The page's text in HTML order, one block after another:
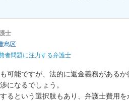
士
島区
者問題に注力する弁護士
可能ですが、法的に返金義務がある
になるでしょう。
るという選択肢もあり、弁護士費用